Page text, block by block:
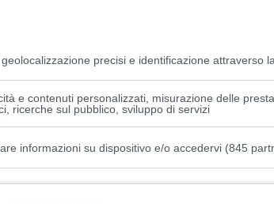
precisi e identificazione attraverso
e contenuti personalizzati, misurazione delle
ricerche sul pubblico, sviluppo di servizi
informazioni su dispositivo e/o accedervi (845
e caratteristiche speciali
eseguiti escludendo al traffico la corsia
assessment – sono presenti scambi di carreggiata
necessario disporre la temporanea chiusura
e preservare la sicurezza della circolazione, nei
verrà disposto dalle 9:30 alle 13:00,
delle stazioni di Roncobilaccio, Pian del Voglio e
alternativa garantita dall’A1 Direttissima,